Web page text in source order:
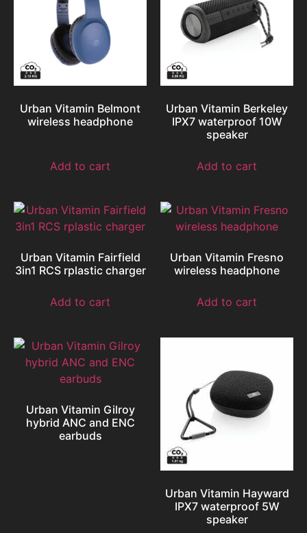
Urban Vitamin Belmont
wireless headphone
Add to cart
Urban Vitamin Berkeley
IPX7 waterproof 10W
speaker
Add to cart
Urban Vitamin Fairfield
3in1 RCS rplastic charger
Add to cart
Urban Vitamin Fresno
wireless headphone
Add to cart
Urban Vitamin Gilroy
hybrid ANC and ENC
earbuds
Urban Vitamin Hayward
IPX7 waterproof 5W
speaker